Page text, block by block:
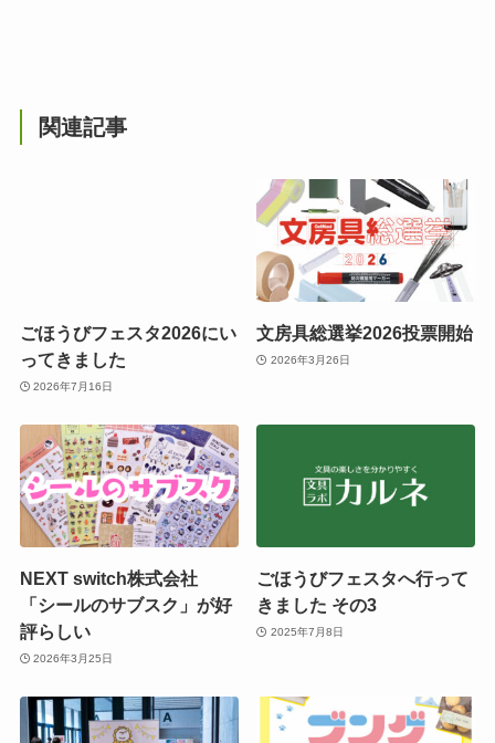
関連記事
ごほうびフェスタ2026にい
ってきました
2026年7月16日
文房具総選挙2026投票開始
2026年3月26日
NEXT switch株式会社
「シールのサブスク」が好
評らしい
2026年3月25日
ごほうびフェスタへ行って
きました その3
2025年7月8日